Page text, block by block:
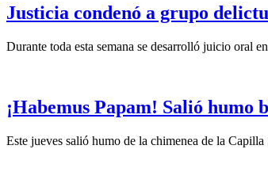
Justicia condenó a grupo
Durante toda esta semana se desarrolló juicio oral
¡Habemus Papam! Salió humo
Este jueves salió humo de la chimenea de la